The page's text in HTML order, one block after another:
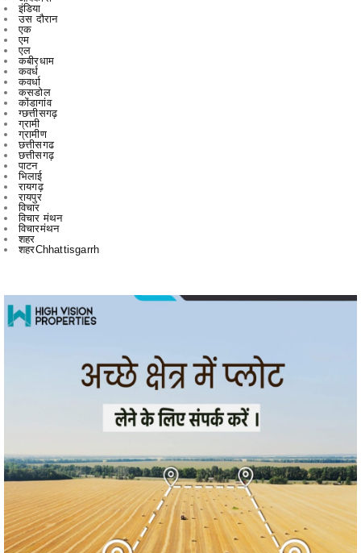
इंडिया
उस दौरान
एक
एम
एल
कबीरधाम
कवर्ध
कवर्धा
कसडोल
कोंडागांव
ग्छत्तीसगढ़
ग्रामी
ग्रामीण
छत्तीसगढ
छत्तीसगढ़
पाटन
भिलाई
रायगढ़
रायपुर
विचार
विचार मंथन
विचारमंथन
शहर
शहरChhattisgarrh